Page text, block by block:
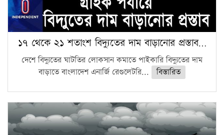
১৭ থেকে ২১ শতাংশ বিদ্যুতের দাম বাড়ানোর প্রস্তাব…
দেশে বিদ্যুতের ঘাটতির লোকসান কমাতে পাইকারি বিদ্যুতের দাম
বাড়াতে বাংলাদেশ এনার্জি রেগুলেটরি...
বিস্তারিত